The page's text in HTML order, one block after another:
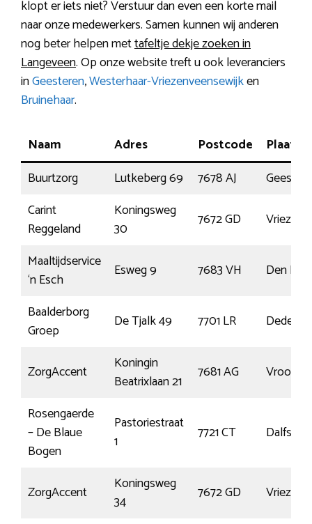
klopt er iets niet? Verstuur dan even een korte mail
naar onze medewerkers. Samen kunnen wij anderen
nog beter helpen mettafeltje dekje zoeken in
Langeveen. Op onze website treft u ook leveranciers
inGeesteren,Westerhaar-Vriezenveensewijken
Bruinehaar.
Naam Adres Postcode
Plaats
Buurtzorg
Lutkeberg 69 7678 AJ
Carint
Reggeland
Koningsweg
30
7672 GD
Maaltijdservice
‘n Esch
Esweg 9 7683 VH
Den
Baalderborg
Groep
De Tjalk 49 7701 LR
ZorgAccent
Koningin
Beatrixlaan 21
7681 AG
Rosengaerde
– De Blaue
Bogen
Pastoriestraat
1
7721 CT Dalfsen
ZorgAccent
Koningsweg
34
7672 GD